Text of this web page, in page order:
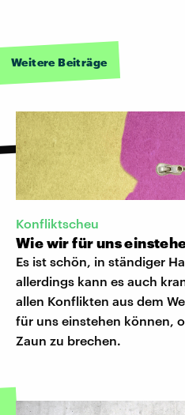
Weitere Beiträge
Konfliktscheu
Wie wir für uns
Es ist schön, in ständiger
allerdings kann es auch
allen Konflikten aus dem
für uns einstehen können,
Zaun zu brechen.